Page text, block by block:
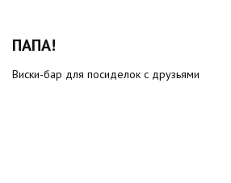
ПАПА!
Виски-бар для посиделок с друзьями